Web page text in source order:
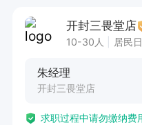
开封三畏堂店
10-30人 居民
朱经理
开封三畏堂店
求职过程中请勿缴纳费